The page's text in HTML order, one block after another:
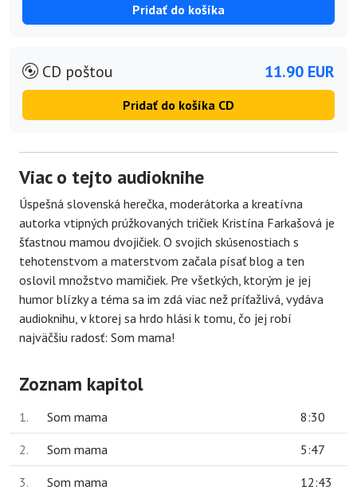
Pridať do košíka
CD poštou 11.90 EUR
Pridať do košíka CD
Viac o tejto audioknihe
Úspešná slovenská herečka, moderátorka a kreatívna
autorka vtipných prúžkovaných tričiek Kristína Farkašová je
šťastnou mamou dvojičiek. O svojich skúsenostiach s
tehotenstvom a materstvom začala písať blog a ten
oslovil množstvo mamičiek. Pre všetkých, ktorým je jej
humor blízky a téma sa im zdá viac než príťažlivá, vydáva
audioknihu, v ktorej sa hrdo hlási k tomu, čo jej robí
najväčšiu radosť: Som mama!
Zoznam kapitol
1. Som mama 8:30
2. Som mama 5:47
3. Som mama 12:43